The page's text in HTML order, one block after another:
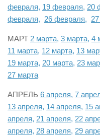
февраля, 19 февраля, 20
февраля, 26 февраля,
МАРТ 2 марта, 3 марта, 4
11 марта, 12 марта, 13
19 марта, 20 марта, 23
27 марта
АПРЕЛЬ 6 апреля, 7
13 апреля, 14 апреля, 15
апреля, 21 апреля, 22
апреля, 28 апреля, 29